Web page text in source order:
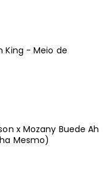
King - Meio de
x Mozany Buede Ah
Mesmo)